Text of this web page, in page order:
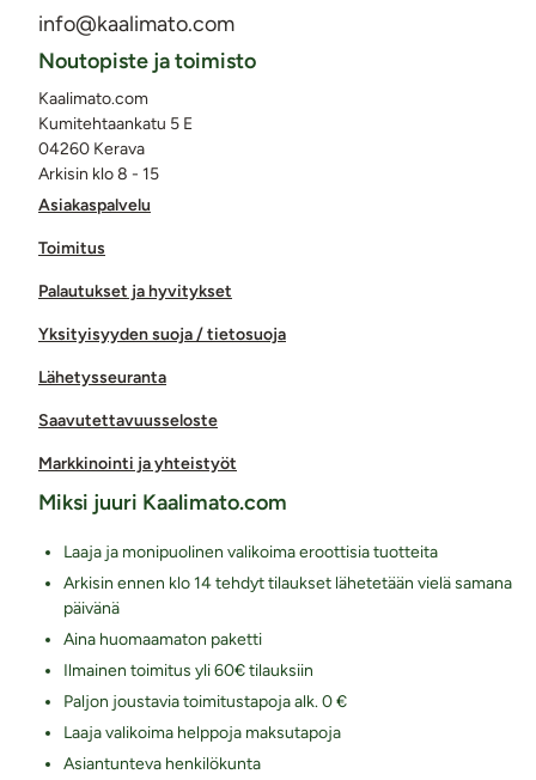
info@kaalimato.com
Asiakaspalvelu
Toimitus
Palautukset ja hyvitykset
Yksityisyyden suoja / tietosuoja
Lähetysseuranta
Saavutettavuusseloste
Markkinointi ja yhteistyöt
Noutopiste ja toimisto
Kaalimato.com
Kumitehtaankatu 5 E
04260 Kerava
Arkisin klo 8 - 15
Miksi juuri Kaalimato.com
Laaja ja monipuolinen valikoima eroottisia tuotteita
Arkisin ennen klo 14 tehdyt tilaukset lähetetään vielä samana
päivänä
Aina huomaamaton paketti
Ilmainen toimitus yli 60€ tilauksiin
Paljon joustavia toimitustapoja alk. 0 €
Laaja valikoima helppoja maksutapoja
Asiantunteva henkilökunta